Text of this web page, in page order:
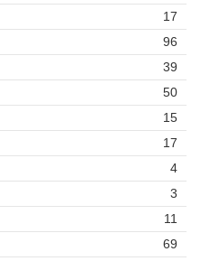
17
96
39
50
15
17
4
3
11
69